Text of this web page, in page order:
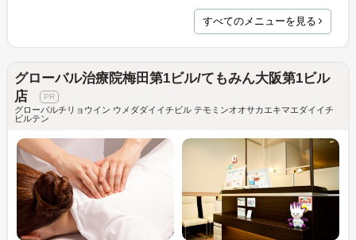
すべてのメニューを見る
グローバル治療院梅田第1ビル/てもみん大阪第1ビル
店
グローバルチリョウイン ウメダダイイチビル テモミンオオサカエキマエダイイチ
ビルテン